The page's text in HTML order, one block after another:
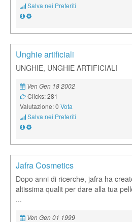
Salva nei Preferiti
Unghie artificiali
UNGHIE, UNGHIE ARTIFICIALI
Ven Gen 18 2002
Clicks: 281
Valutazione: 0 Vota
Salva nei Preferiti
Jafra Cosmetics
Dopo anni di ricerche, jafra ha
altissima qualit per dare alla tua
...
Ven Gen 01 1999